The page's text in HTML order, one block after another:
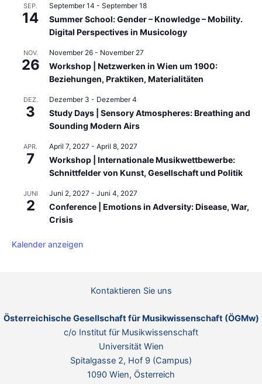
SEP.
14
September 14 - September 18
Summer School: Gender – Knowledge – Mobility.
Digital Perspectives in Musicology
NOV.
26
November 26 - November 27
Workshop | Netzwerken in Wien um 1900:
Beziehungen, Praktiken, Materialitäten
DEZ.
3
Dezember 3 - Dezember 4
Study Days | Sensory Atmospheres: Breathing and
Sounding Modern Airs
APR.
7
April 7, 2027 - April 8, 2027
Workshop | Internationale Musikwettbewerbe:
Schnittfelder von Kunst, Gesellschaft und Politik
JUNI
2
Juni 2, 2027 - Juni 4, 2027
Conference | Emotions in Adversity: Disease, War,
Crisis
Kalender anzeigen
Kontaktieren Sie uns
Österreichische Gesellschaft für Musikwissenschaft (ÖGMw)
c/o Institut für Musikwissenschaft
Universität Wien
Spitalgasse 2, Hof 9 (Campus)
1090 Wien, Österreich